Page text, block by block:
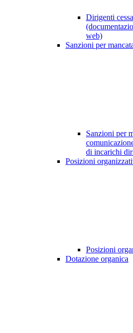
Dirigenti
web)
Sanzioni per
Sanzioni per
di incarichi
Posizioni
Posizioni
Dotazione organica